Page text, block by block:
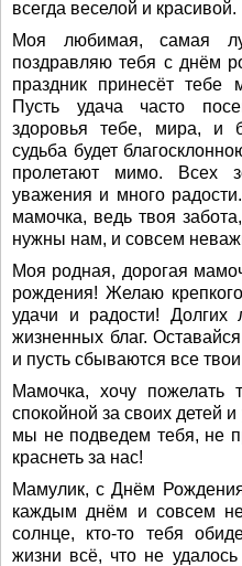
всегда веселой и красивой.
Моя любимая, самая
поздравляю тебя с днём
праздник принесёт тебе
Пусть удача часто
здоровья тебе, мира, и
судьба будет
пролетают мимо. Всех
уважения и много
мамочка, ведь твоя
нужны нам, и совсем
Моя родная, дорогая
рождения! Желаю
удачи и радости! Долгих
жизненных благ.
и пусть сбываются все
Мамочка, хочу
спокойной за своих детей
мы не подведем тебя, не
краснеть за нас!
Мамулик, с Днём
каждым днём и совсем
солнце, кто-то тебя
жизни всё, что не